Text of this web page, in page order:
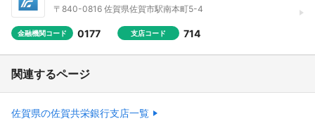
〒840-0816 佐賀県佐賀市駅南本町5-4
金融機関コード 0177 支店コード 714
関連するページ
佐賀県の佐賀共栄銀行支店一覧